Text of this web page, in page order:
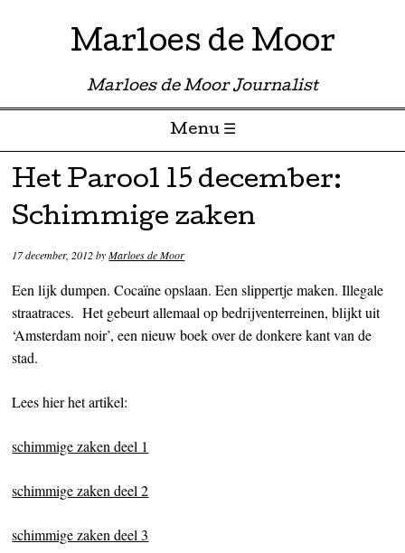
Marloes de Moor
Marloes de Moor Journalist
Menu ☰
Skip to content
Het Parool 15 december:
Schimmige zaken
17 december, 2012byMarloes de Moor
Een lijk dumpen. Cocaïne opslaan. Een slippertje maken. Illegale
straatraces. Het gebeurt allemaal op bedrijventerreinen, blijkt uit
‘Amsterdam noir’, een nieuw boek over de donkere kant van de
stad.
Lees hier het artikel:
schimmige zaken deel 1
schimmige zaken deel 2
schimmige zaken deel 3